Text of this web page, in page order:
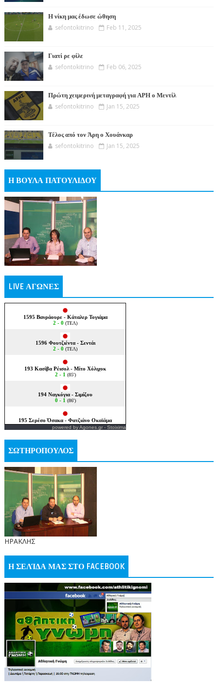
Η νίκη μας έδωσε ώθηση
sefontokitrino Feb 11, 2025
Γιατί ρε φίλε
sefontokitrino Feb 06, 2025
Πρώτη χειμερινή μεταγραφή για ΑΡΗ ο Μεντίλ
sefontokitrino Jan 15, 2025
Τέλος από τον Άρη ο Χουάνκαρ
sefontokitrino Jan 15, 2025
Η ΒΟΥΛΑ ΠΑΤΟΥΛΙΔΟΥ
LIVE ΑΓΩΝΕΣ
powered byAgones.gr- Stoixima
ΣΩΤΗΡΟΠΟΥΛΟΣ
ΗΡΑΚΛΗΣ
Η ΣΕΛΊΔΑ ΜΑΣ ΣΤΟ FACEBOOK